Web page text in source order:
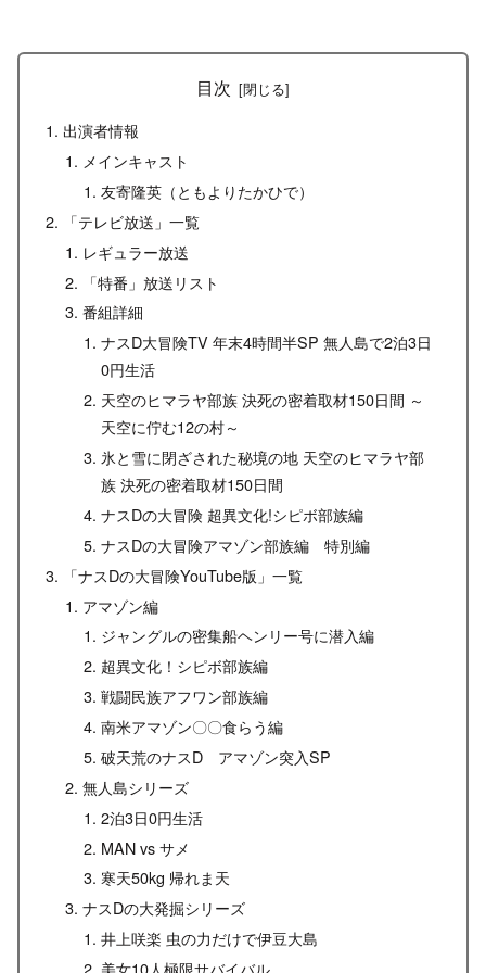
目次
出演者情報
メインキャスト
友寄隆英（ともよりたかひで）
「テレビ放送」一覧
レギュラー放送
「特番」放送リスト
番組詳細
ナスD大冒険TV 年末4時間半SP 無人島で2泊3日
0円生活
天空のヒマラヤ部族 決死の密着取材150日間 ～
天空に佇む12の村～
氷と雪に閉ざされた秘境の地 天空のヒマラヤ部
族 決死の密着取材150日間
ナスDの大冒険 超異文化!シピボ部族編
ナスDの大冒険アマゾン部族編 特別編
「ナスDの大冒険YouTube版」一覧
アマゾン編
ジャングルの密集船ヘンリー号に潜入編
超異文化！シピボ部族編
戦闘民族アフワン部族編
南米アマゾン〇〇食らう編
破天荒のナスD アマゾン突入SP
無人島シリーズ
2泊3日0円生活
MAN vs サメ
寒天50kg 帰れま天
ナスDの大発掘シリーズ
井上咲楽 虫の力だけで伊豆大島
美女10人極限サバイバル